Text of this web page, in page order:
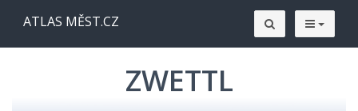
ATLAS MĚST.CZ
ZWETTL